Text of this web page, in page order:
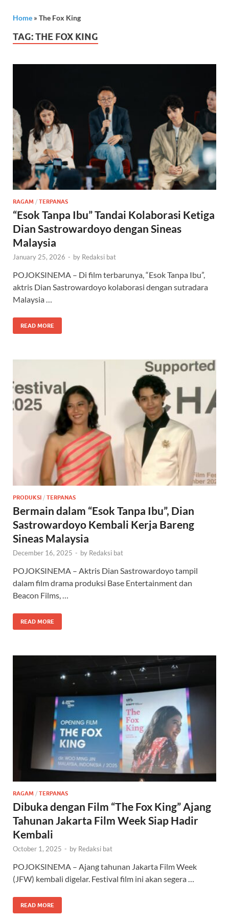
Home » The Fox King
TAG:THE FOX KING
RAGAM / TERPANAS
“Esok Tanpa Ibu” Tandai Kolaborasi Ketiga
Dian Sastrowardoyo dengan Sineas
Malaysia
January 25, 2026 - by Redaksi bat
POJOKSINEMA – Di film terbarunya, “Esok Tanpa Ibu”,
aktris Dian Sastrowardoyo kolaborasi dengan sutradara
Malaysia …
READ MORE
PRODUKSI / TERPANAS
Bermain dalam “Esok Tanpa Ibu”, Dian
Sastrowardoyo Kembali Kerja Bareng
Sineas Malaysia
December 16, 2025 - by Redaksi bat
POJOKSINEMA – Aktris Dian Sastrowardoyo tampil
dalam film drama produksi Base Entertainment dan
Beacon Films, …
READ MORE
RAGAM / TERPANAS
Dibuka dengan Film “The Fox King” Ajang
Tahunan Jakarta Film Week Siap Hadir
Kembali
October 1, 2025 - by Redaksi bat
POJOKSINEMA – Ajang tahunan Jakarta Film Week
(JFW) kembali digelar. Festival film ini akan segera …
READ MORE